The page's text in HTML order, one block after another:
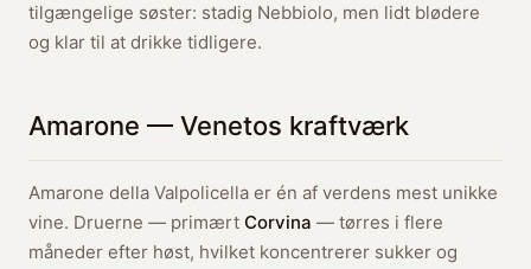
tilgængelige søster: stadig Nebbiolo, men lidt blødere
og klar til at drikke tidligere.
Amarone — Venetos kraftværk
Amarone della Valpolicella er én af verdens mest unikke
vine. Druerne — primært Corvina — tørres i flere
måneder efter høst, hvilket koncentrerer sukker og